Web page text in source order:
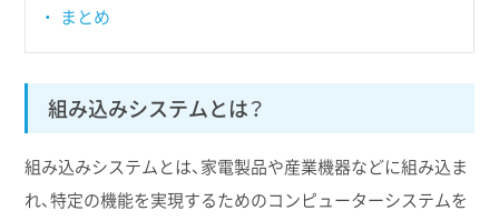
まとめ
組み込みシステムとは？
組み込みシステムとは、家電製品や産業機器などに組み込ま
れ、特定の機能を実現するためのコンピューターシステムを